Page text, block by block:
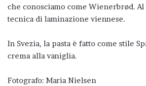
che conosciamo come Wienerbrød.
tecnica di laminazione viennese.
In Svezia, la pasta è fatto come stile
crema alla vaniglia.
Fotografo: Maria Nielsen